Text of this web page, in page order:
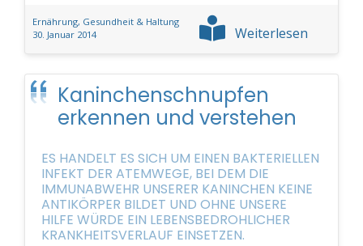
Ernährung, Gesundheit & Haltung
30. Januar 2014
Weiterlesen
Kaninchenschnupfen
erkennen und verstehen
ES HANDELT ES SICH UM EINEN BAKTERIELLEN
INFEKT DER ATEMWEGE, BEI DEM DIE
IMMUNABWEHR UNSERER KANINCHEN KEINE
ANTIKÖRPER BILDET UND OHNE UNSERE
HILFE WÜRDE EIN LEBENSBEDROHLICHER
KRANKHEITSVERLAUF EINSETZEN.